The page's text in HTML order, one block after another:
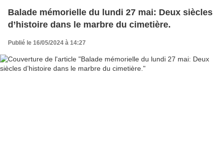
Balade mémorielle du lundi 27 mai: Deux siècles
d’histoire dans le marbre du cimetière.
Publié le 16/05/2024 à 14:27